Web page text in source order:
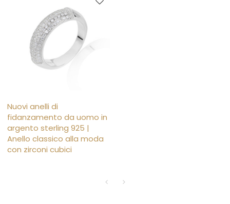
Nuovi anelli di
fidanzamento da uomo in
argento sterling 925 |
Anello classico alla moda
con zirconi cubici